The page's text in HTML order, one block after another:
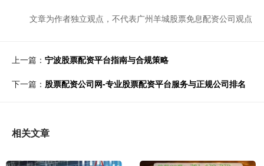
文章为作者独立观点，不代表广州羊城股票免息配资公司观点
上一篇： 宁波股票配资平台指南与合规策略
下一篇： 股票配资公司网-专业股票配资平台服务与正规公司排名
相关文章